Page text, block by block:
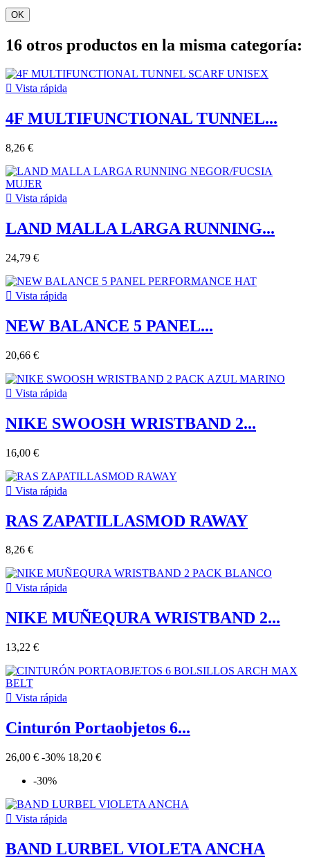
OK
16 otros productos en la misma categoría:
 Vista rápida
4F MULTIFUNCTIONAL TUNNEL...
8,26 €
 Vista rápida
LAND MALLA LARGA RUNNING...
24,79 €
 Vista rápida
NEW BALANCE 5 PANEL...
20,66 €
 Vista rápida
NIKE SWOOSH WRISTBAND 2...
16,00 €
 Vista rápida
RAS ZAPATILLASMOD RAWAY
8,26 €
 Vista rápida
NIKE MUÑEQURA WRISTBAND 2...
13,22 €
 Vista rápida
Cinturón Portaobjetos 6...
26,00 € -30% 18,20 €
-30%
 Vista rápida
BAND LURBEL VIOLETA ANCHA